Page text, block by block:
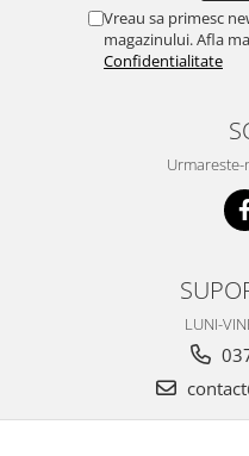
Vreau sa primesc
magazinului. Afla
Confidentialitate
LUNI-